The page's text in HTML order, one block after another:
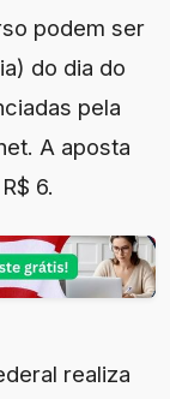
podem ser
do dia do
pela
A aposta
6.
realiza